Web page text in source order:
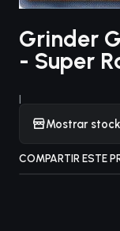
Grinder
- Super
|
Mostrar
COMPARTIR ESTE